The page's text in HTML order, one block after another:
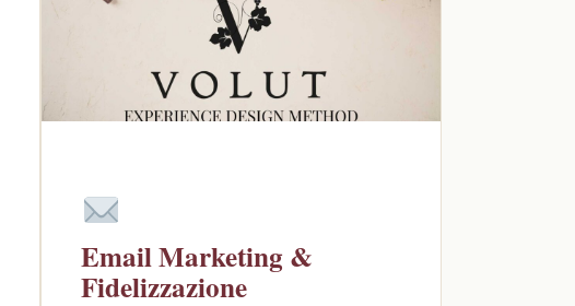
Email Marketing &
Fidelizzazione